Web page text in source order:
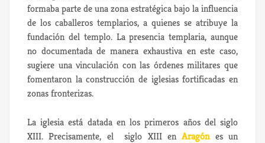
formaba parte de una zona estratégica bajo la influencia
de los caballeros templarios, a quienes se atribuye la
fundación del templo. La presencia templaria, aunque
no documentada de manera exhaustiva en este caso,
sugiere una vinculación con las órdenes militares que
fomentaron la construcción de iglesias fortificadas en
zonas fronterizas.
La iglesia está datada en los primeros años del siglo
XIII. Precisamente, el siglo XIII enAragónes un